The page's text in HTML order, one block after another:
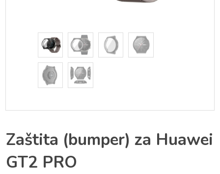
Zaštita (bumper) za Huawei
GT2 PRO